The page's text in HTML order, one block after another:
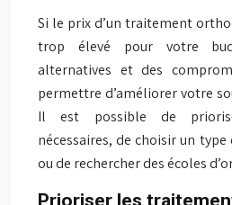
Si le prix d’un traitement
trop élevé pour votre
alternatives et des
permettre d’améliorer votre
Il est possible de
nécessaires, de choisir un
ou de rechercher des écoles
Prioriser les